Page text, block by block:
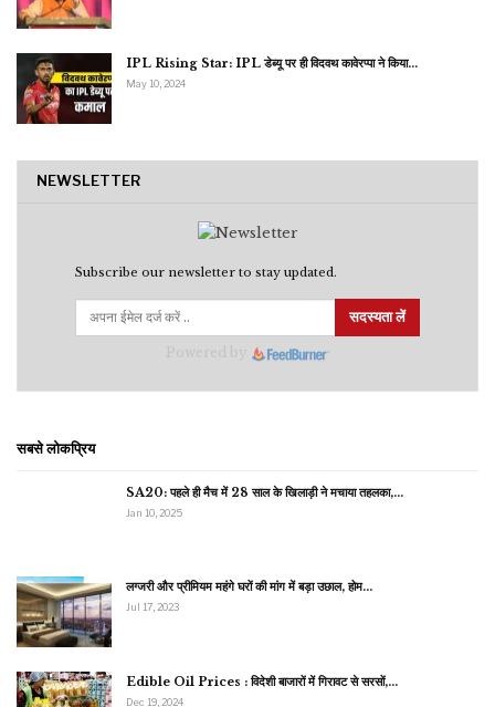
IPL Rising Star: IPL डेब्यू पर ही विदवथ कावेरप्पा ने किया…
May 10, 2024
NEWSLETTER
Subscribe our newsletter to stay updated.
सदस्यता लें
सबसे लोकप्रिय
SA20: पहले ही मैच में 28 साल के खिलाड़ी ने मचाया तहलका,…
Jan 10, 2025
लग्जरी और प्रीमियम महंगे घरों की मांग में बड़ा उछाल, होम…
Jul 17, 2023
Edible Oil Prices : विदेशी बाजारों में गिरावट से सरसों,…
Dec 19, 2024